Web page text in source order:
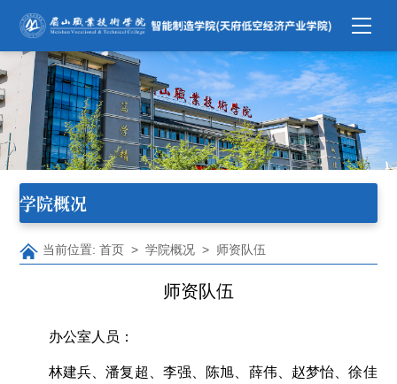
学院概况
当前位置:首页 >学院概况 > 师资队伍
师资队伍
办公室人员：
林建兵、潘复超、李强、陈旭、薛伟、赵梦怡、徐佳